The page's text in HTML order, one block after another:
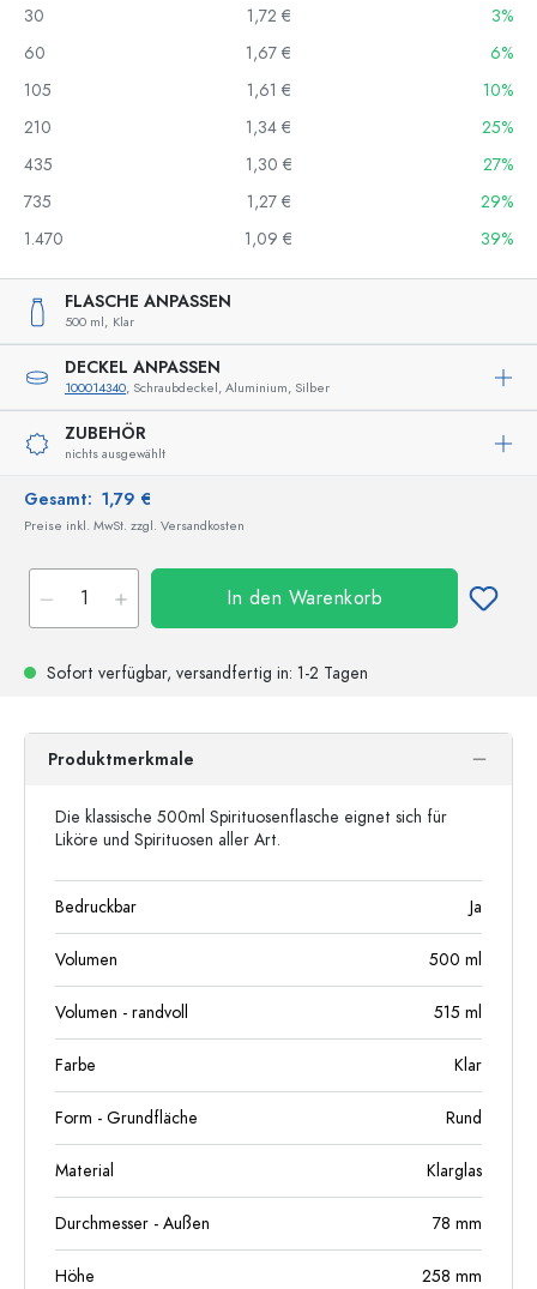
30
1,72 €
3%
60
1,67 €
6%
105
1,61 €
10%
210
1,34 €
25%
435
1,30 €
27%
735
1,27 €
29%
1.470
1,09 € 39%
FLASCHE ANPASSEN
500 ml, Klar
DECKEL ANPASSEN
100014340, Schraubdeckel, Aluminium, Silber
ZUBEHÖR
nichts ausgewählt
Gesamt: 1,79 €
Preise inkl. MwSt. zzgl. Versandkosten
In den Warenkorb
Sofort verfügbar, versandfertig in: 1-2 Tagen
Produktmerkmale
Die klassische 500ml Spirituosenflasche eignet sich für
Liköre und Spirituosen aller Art.
Bedruckbar Ja
Volumen 500 ml
Volumen - randvoll 515 ml
Farbe Klar
Form - Grundfläche Rund
Material Klarglas
Durchmesser - Außen 78 mm
Höhe 258 mm